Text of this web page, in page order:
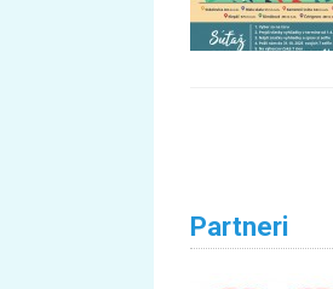
Partneri